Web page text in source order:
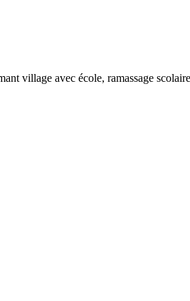
village avec école, ramassage